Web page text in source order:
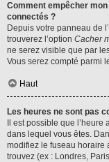
Comment empêcher
connectés ?
Depuis votre panneau de
trouverez l’option Cacher
ne serez visible que par
Vous serez compté parmi
Haut
Les heures ne sont pas
Il est possible que
dans lequel vous êtes.
modifiez le fuseau horaire
trouvez (ex : Londres,